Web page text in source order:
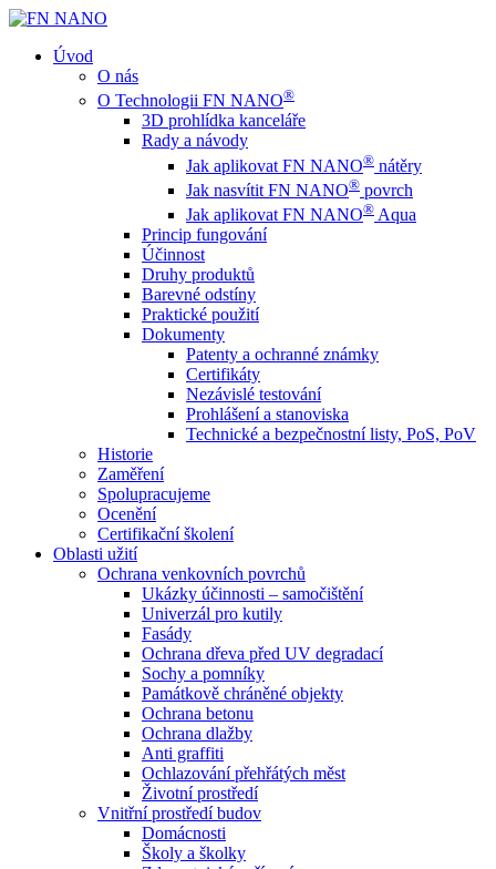
Úvod
O nás
O Technologii FN NANO®
3D prohlídka kanceláře
Rady a návody
Jak aplikovat FN NANO® nátěry
Jak nasvítit FN NANO® povrch
Jak aplikovat FN NANO® Aqua
Princip fungování
Účinnost
Druhy produktů
Barevné odstíny
Praktické použití
Dokumenty
Patenty a ochranné známky
Certifikáty
Nezávislé testování
Prohlášení a stanoviska
Technické a bezpečnostní listy, PoS, PoV
Historie
Zaměření
Spolupracujeme
Ocenění
Certifikační školení
Oblasti užití
Ochrana venkovních povrchů
Ukázky účinnosti – samočištění
Univerzál pro kutily
Fasády
Ochrana dřeva před UV degradací
Sochy a pomníky
Památkově chráněné objekty
Ochrana betonu
Ochrana dlažby
Anti graffiti
Ochlazování přehřátých měst
Životní prostředí
Vnitřní prostředí budov
Domácnosti
Školy a školky